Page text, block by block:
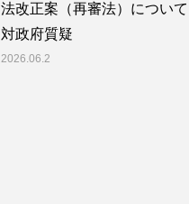
法改正案（再審法）について
対政府質疑
2026.06.2